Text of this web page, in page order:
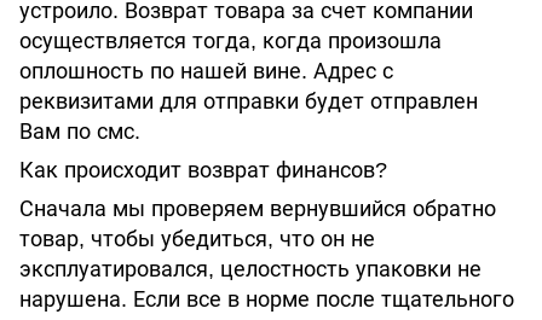
устроило. Возврат товара за счет компании
осуществляется тогда, когда произошла
оплошность по нашей вине. Адрес с
реквизитами для отправки будет отправлен
Вам по смс.
Как происходит возврат финансов?
Сначала мы проверяем вернувшийся обратно
товар, чтобы убедиться, что он не
эксплуатировался, целостность упаковки не
нарушена. Если все в норме после тщательного